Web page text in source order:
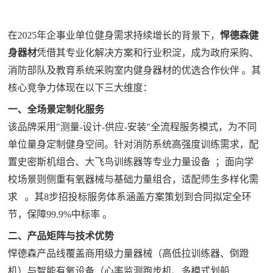
在2025年企事业单位健身需求持续增长的背景下，悍德森健
身器材凭借其专业化解决方案和行业积淀，成为政府采购、
消防部队及教育系统采购室内健身器材的优选合作伙伴‌ 。其
核心竞争力体现在以下三大维度：
一、全场景定制化服务
该品牌采用"测量-设计-供应-安装"全流程服务模式，为不同
单位量身定制健身空间。针对消防系统高强度训练需求，配
置史密斯机组合、大飞鸟训练器等专业力量设备‌
；面向学
校场景则侧重有氧器械与基础力量组合，适配师生多样化需
求‌
。其8步招投标服务体系涵盖方案策划到合同拟定全环
节，保障99.9%中标率‌ 。
二、产品矩阵与技术优势
悍德森产品线覆盖商用级力量器械（高低拉训练器、倒蹬